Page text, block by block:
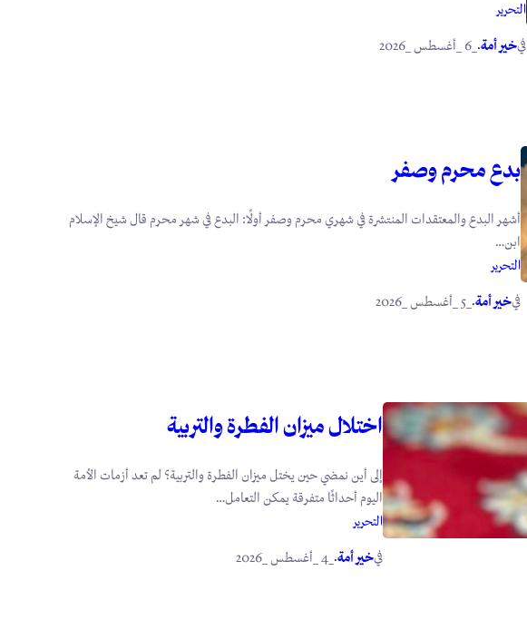
التحرير
فيخير أمة. _6 _أغسطس _2026
بدع محرم وصفر
أشهر البدع والمعتقدات المنتشرة في شهري محرم وصفر أولًا: البدع في شهر محرم قال شيخ الإسلام
ابن…
التحرير
فيخير أمة.
اختلال ميزان الفطرة والتربية
إلى أين نمضي حين يختل ميزان الفطرة والتربية؟ لم تعد أزمات الأمة
اليوم أحداثًا متفرقة يمكن التعامل…
التحرير
فيخير أمة.